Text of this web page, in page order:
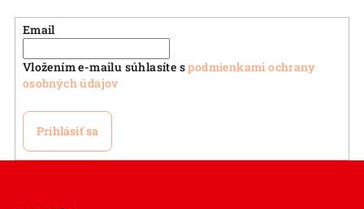
Email
Vložením e-mailu súhlasíte spodmienkami ochrany
osobných údajov
Prihlásiť sa